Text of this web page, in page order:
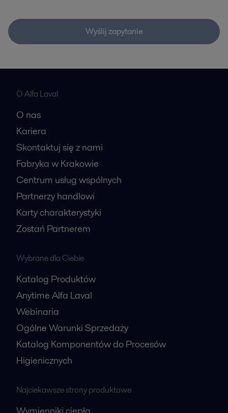
Wyślij zapytanie
O Alfa Laval
O nas
Kariera
Skontaktuj się z nami
Fabryka w Krakowie
Centrum usług wspólnych
Partnerzy handlowi
Karty charakterystyki
Zostań Partnerem
Wybrane dla Ciebie
Katalog Produktów
Anytime Alfa Laval
Webinaria
Ogólne Warunki Sprzedaży
Katalog Komponentów do Procesów
Higienicznych
Najciekawsze strony produktowe